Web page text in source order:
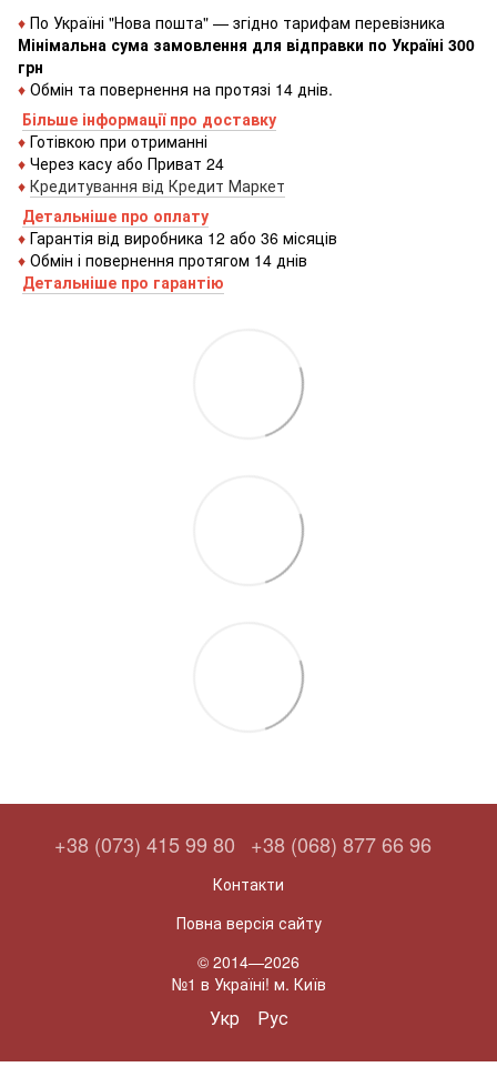
♦ По Україні "Нова пошта" — згідно тарифам перевізника
Мінімальна сума замовлення для відправки по Україні 300
грн
♦ Обмін та повернення на протязі 14 днів.
Більше інформації про доставку
♦ Готівкою при отриманні
♦ Через касу або Приват 24
♦ Кредитування від Кредит Маркет
Детальніше про оплату
♦ Гарантія від виробника 12 або 36 місяців
♦ Обмін і повернення протягом 14 днів
Детальніше про гарантію
+38 (073) 415 99 80 +38 (068) 877 66 96
Контакти
Повна версія сайту
© 2014—2026
№1 в Україні! м. Київ
Укр Рус